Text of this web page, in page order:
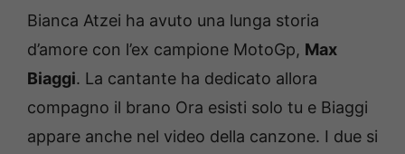
Bianca Atzei ha avuto una lunga storia
d’amore con l’ex campione MotoGp, Max
Biaggi. La cantante ha dedicato allora
compagno il brano Ora esisti solo tu e Biaggi
appare anche nel video della canzone. I due si